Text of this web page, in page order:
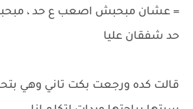
= عشان مبحبش اصعب ع حد ،
حد شفقان عليا
قالت كده ورجعت بكت تاني وهي